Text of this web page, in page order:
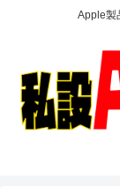
Apple製